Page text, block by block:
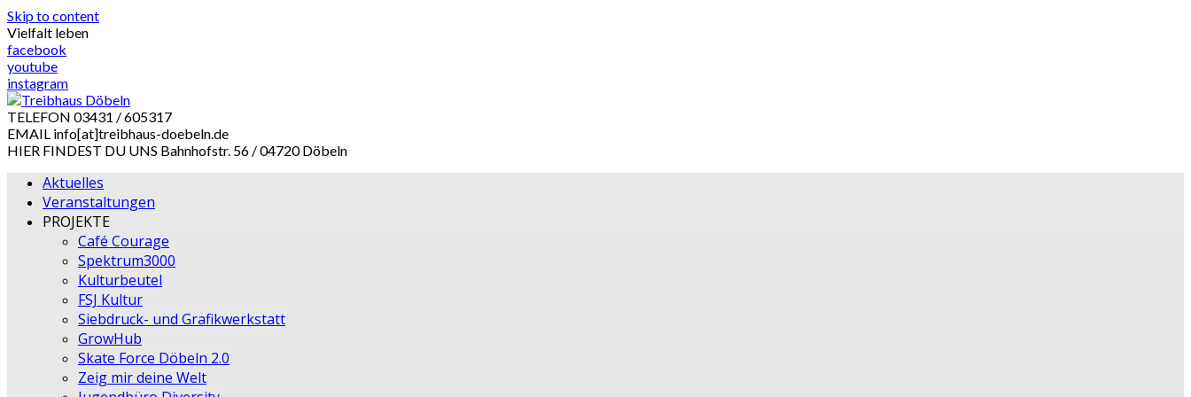
Skip to content
Vielfalt leben
facebook
youtube
instagram
TELEFON 03431 / 605317
EMAIL info[at]treibhaus-doebeln.de
HIER FINDEST DU UNS Bahnhofstr. 56 / 04720 Döbeln
Aktuelles
Veranstaltungen
PROJEKTE
Café Courage
Spektrum3000
Kulturbeutel
FSJ Kultur
Siebdruck- und Grafikwerkstatt
GrowHub
Skate Force Döbeln 2.0
Zeig mir deine Welt